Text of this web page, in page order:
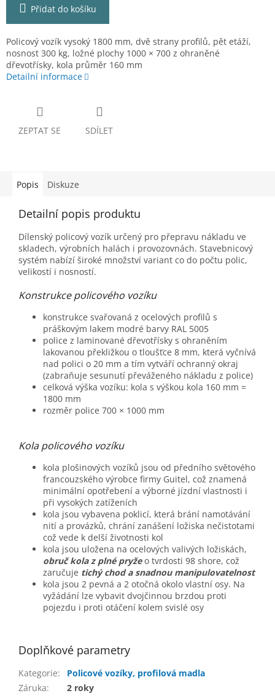
Přidat do košíku
Policový vozík vysoký 1800 mm, dvě strany profilů, pět etáží,
nosnost 300 kg, ložné plochy 1000 × 700 z ohraněné
dřevotřísky, kola průměr 160 mm
Detailní informace
ZEPTAT SE SDÍLET
Popis Diskuze
Detailní popis produktu
Dílenský policový vozík určený pro přepravu nákladu ve
skladech, výrobních halách i provozovnách. Stavebnicový
systém nabízí široké množství variant co do počtu polic,
velikostí i nosností.
Konstrukce policového vozíku
konstrukce svařovaná z ocelových profilů s
práškovým lakem modré barvy RAL 5005
police z laminované dřevotřísky s ohraněním
lakovanou překližkou o tloušťce 8 mm, která vyčnívá
nad polici o 20 mm a tím vytváří ochranný okraj
(zabraňuje sesunutí převáženého nákladu z police)
celková výška vozíku: kola s výškou kola 160 mm =
1800 mm
rozměr police 700 × 1000 mm
Kola policového vozíku
kola plošinových vozíků jsou od předního světového
francouzského výrobce firmy Guitel, což znamená
minimální opotřebení a výborné jízdní vlastnosti i
při vysokých zatíženích
kola jsou vybavena poklicí, která brání namotávání
nití a provázků, chrání zanášení ložiska nečistotami
což vede k delší životnosti kol
kola jsou uložena na ocelových valivých ložiskách,
obruč kola z plné pryžeo tvrdosti 98 shore, což
zaručuje tichý chod a snadnou manipulovatelnost
kola jsou 2 pevná a 2 otočná okolo vlastní osy. Na
vyžádání lze vybavit dvojčinnou brzdou proti
pojezdu i proti otáčení kolem svislé osy
Doplňkové parametry
Kategorie:
Policové vozíky, profilová madla
Záruka:
2 roky